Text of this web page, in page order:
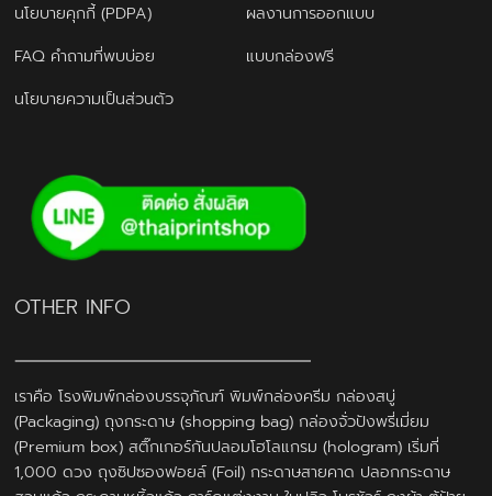
นโยบายคุกกี้ (PDPA)
ผลงานการออกแบบ
FAQ คำถามที่พบบ่อย
แบบกล่องฟรี
นโยบายความเป็นส่วนตัว
OTHER INFO
เราคือ โรงพิมพ์กล่องบรรจุภัณฑ์ พิมพ์กล่องครีม กล่องสบู่
(Packaging) ถุงกระดาษ (shopping bag) กล่องจั่วปังพรี่เมี่ยม
(Premium box) สติ๊กเกอร์กันปลอมโฮโลแกรม (hologram) เริ่มที่
1,000 ดวง ถุงซิปซองฟอยล์ (Foil) กระดาษสายคาด ปลอกกระดาษ